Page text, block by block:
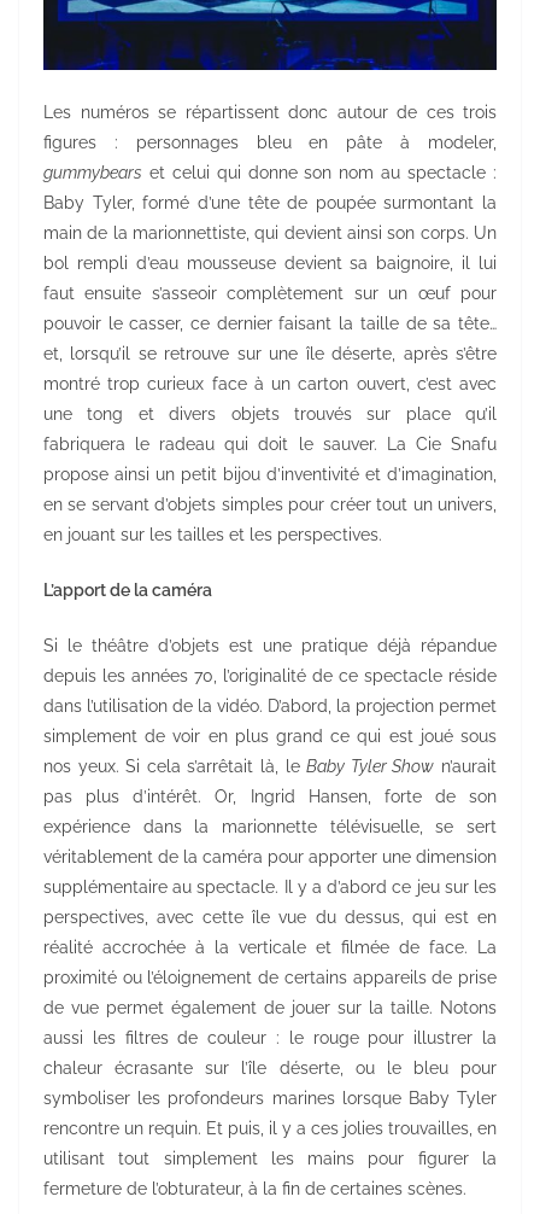
Les numéros se répartissent donc autour de ces trois
figures : personnages bleu en pâte à modeler,
gummybears et celui qui donne son nom au spectacle :
Baby Tyler, formé d’une tête de poupée surmontant la
main de la marionnettiste, qui devient ainsi son corps. Un
bol rempli d’eau mousseuse devient sa baignoire, il lui
faut ensuite s’asseoir complètement sur un œuf pour
pouvoir le casser, ce dernier faisant la taille de sa tête…
et, lorsqu’il se retrouve sur une île déserte, après s’être
montré trop curieux face à un carton ouvert, c’est avec
une tong et divers objets trouvés sur place qu’il
fabriquera le radeau qui doit le sauver. La Cie Snafu
propose ainsi un petit bijou d’inventivité et d’imagination,
en se servant d’objets simples pour créer tout un univers,
en jouant sur les tailles et les perspectives.
L’apport de la caméra
Si le théâtre d’objets est une pratique déjà répandue
depuis les années 70, l’originalité de ce spectacle réside
dans l’utilisation de la vidéo. D’abord, la projection permet
simplement de voir en plus grand ce qui est joué sous
nos yeux. Si cela s’arrêtait là, leBaby Tyler Show n’aurait
pas plus d’intérêt. Or, Ingrid Hansen, forte de son
expérience dans la marionnette télévisuelle, se sert
véritablement de la caméra pour apporter une dimension
supplémentaire au spectacle. Il y a d’abord ce jeu sur les
perspectives, avec cette île vue du dessus, qui est en
réalité accrochée à la verticale et filmée de face. La
proximité ou l’éloignement de certains appareils de prise
de vue permet également de jouer sur la taille. Notons
aussi les filtres de couleur : le rouge pour illustrer la
chaleur écrasante sur l’île déserte, ou le bleu pour
symboliser les profondeurs marines lorsque Baby Tyler
rencontre un requin. Et puis, il y a ces jolies trouvailles, en
utilisant tout simplement les mains pour figurer la
fermeture de l’obturateur, à la fin de certaines scènes.